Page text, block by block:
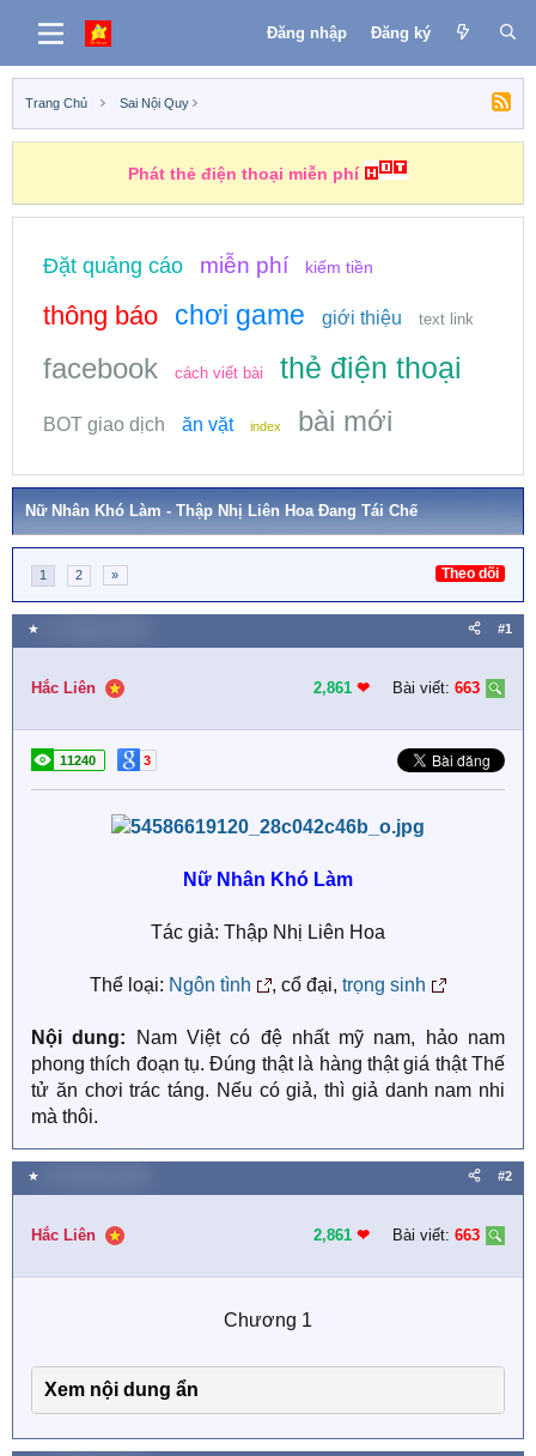
Đăng nhập Đăng ký
Trang Chủ Sai Nội Quy
Phát thẻ điện thoại miễn phí
Đặt quảng cáo miễn phí kiếm tiền
thông báo chơi game giới thiệu text link
facebook cách viết bài thẻ điện thoại
BOT giao dịch ăn vặt index bài mới
Nữ Nhân Khó Làm - Thập Nhị Liên Hoa Đang Tái Chế
1 2 » Theo dõi
★ #1
Hắc Liên 2,861 ❤︎ Bài viết: 663
11240 3
Nữ Nhân Khó Làm
Tác giả: Thập Nhị Liên Hoa
Thể loại: Ngôn tình , cổ đại, trọng sinh
Nội dung: Nam Việt có đệ nhất mỹ nam, hảo nam
phong thích đoạn tụ. Đúng thật là hàng thật giá thật Thế
tử ăn chơi trác táng. Nếu có giả, thì giả danh nam nhi
mà thôi.
★ #2
Hắc Liên 2,861 ❤︎ Bài viết: 663
Chương 1​
Xem nội dung ẩn